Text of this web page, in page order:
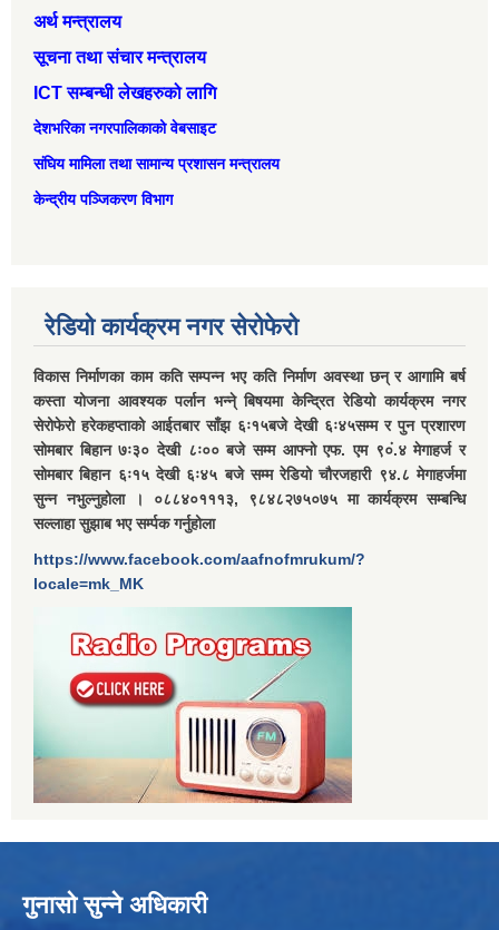
अर्थ मन्त्रालय
सूचना तथा संचार मन्त्रालय
ICT सम्बन्धी लेखहरुको लागि
देशभरिका नगरपालिकाको वेबसाइट
संघिय मामिला तथा सामान्‍य प्रशासन मन्त्रालय
केन्द्रीय पञ्जिकरण विभाग
रेडियो कार्यक्रम नगर सेरोफेरो
विकास निर्माणका काम कति सम्पन्न भए कति निर्माण अवस्था छन् र आगामि बर्ष
कस्ता योजना आवश्यक पर्लान भन्ने् बिषयमा केन्द्रित रेडियो कार्यक्रम नगर
सेरोफेरो हरेकहप्ताको आईतबार साँझ ६ः१५बजे देखी ६ः४५सम्म र पुन प्रशारण
सोमबार बिहान ७ः३० देखी ८ः०० बजे सम्म आफ्नो एफ. एम ९०ं.४ मेगाहर्ज र
सोमबार बिहान ६ः१५ देखी ६ः४५ बजे सम्म रेडियो चौरजहारी ९४.८ मेगाहर्जमा
सुन्न नभुल्नुहोला । ०८८४०१११३, ९८४८२७५०७५ मा कार्यक्रम सम्बन्धि
सल्लाहा सुझाब भए सर्म्पक गर्नुहोला
https://www.facebook.com/aafnofmrukum/?
locale=mk_MK
गुनासो सुन्ने अधिकारी